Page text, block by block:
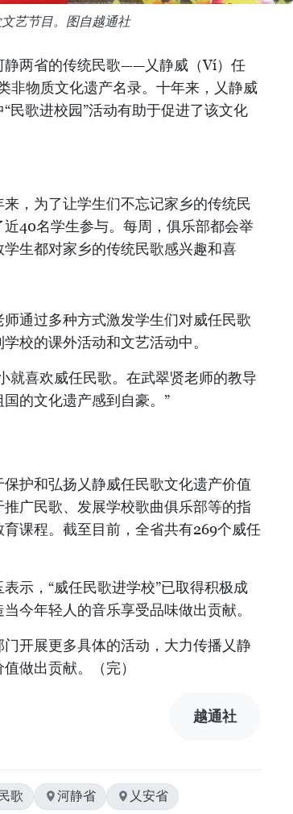
艺节目。图自越通社
静两省的传统民歌——乂静威（Ví）任
非物质文化遗产名录。十年来，乂静威
民歌进校园”活动有助于促进了该文化
，为了让学生们不忘记家乡的传统民
40名学生参与。每周，俱乐部都会举
生都对家乡的传统民歌感兴趣和喜
通过多种方式激发学生们对威任民歌
校的课外活动和文艺活动中。
就喜欢威任民歌。在武翠贤老师的教导
的文化遗产感到自豪。”
护和弘扬乂静威任民歌文化遗产价值
广民歌、发展学校歌曲俱乐部等的指
课程。截至目前，全省共有269个威任
示，“威任民歌进学校”已取得积极成
今年轻人的音乐享受品味做出贡献。
开展更多具体的活动，大力传播乂静
做出贡献。（完）
越通社
歌 河静省 乂安省